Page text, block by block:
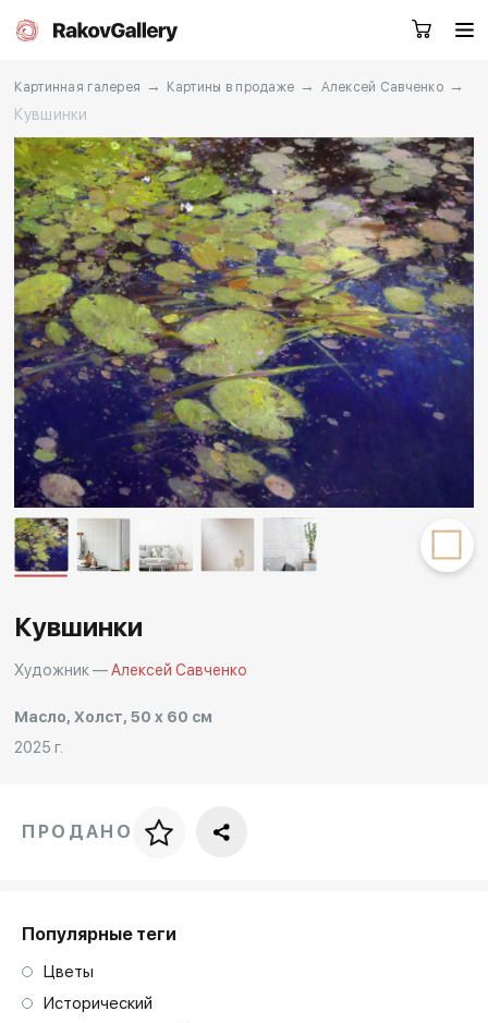
Санкт-Петербург
RU EN CN
Каталог Художники
О нас Услуги
События Контакты
Другие проекты
Rakov
baget
Rakov
special
Заказать звонок
Картинная галерея → Картины в продаже → Алексей Савченко →
Кувшинки
Кувшинки
Художник —Алексей Савченко
Масло, Холст, 50 x 60 см
2025 г.
Цена за багет
ПРОДАНО
Популярные теги
Цветы
Исторический